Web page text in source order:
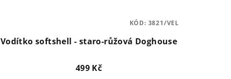
Vodítko softshell - staro-růžová Doghouse
499 Kč
KÓD: 3821/VEL